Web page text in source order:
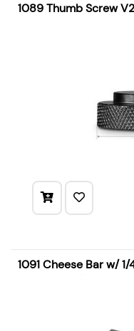
1089 Thumb Screw
1091 Cheese Bar w/